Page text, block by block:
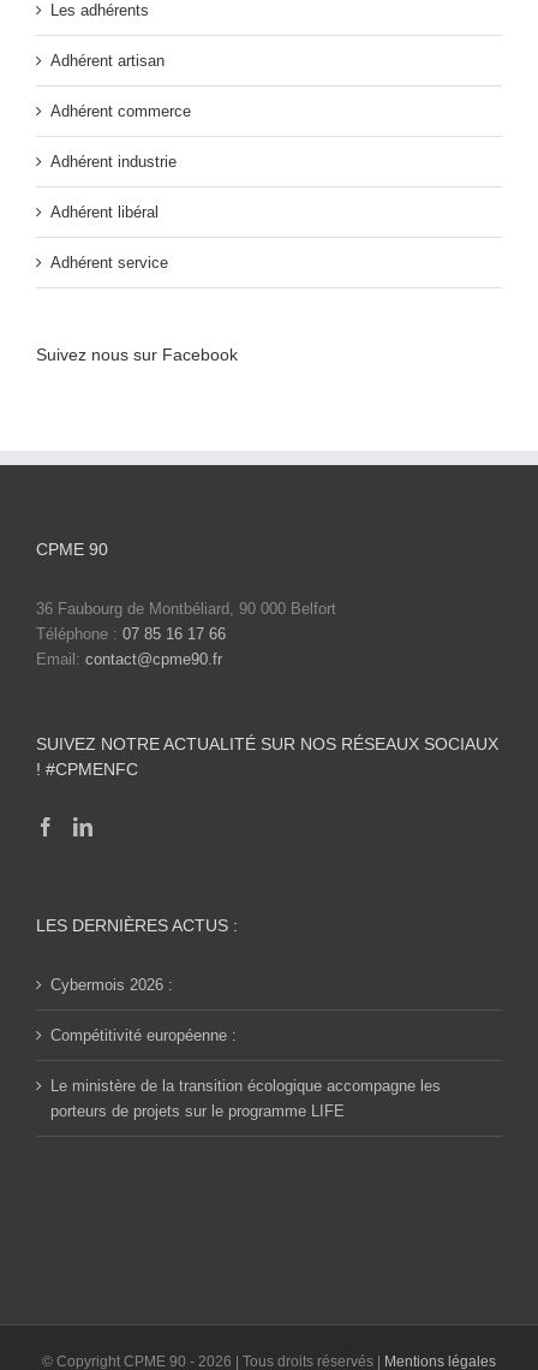
Les adhérents
Adhérent artisan
Adhérent commerce
Adhérent industrie
Adhérent libéral
Adhérent service
Suivez nous sur Facebook
CPME 90
36 Faubourg de Montbéliard, 90 000 Belfort
Téléphone : 07 85 16 17 66
Email: contact@cpme90.fr
SUIVEZ NOTRE ACTUALITÉ SUR NOS RÉSEAUX SOCIAUX
! #CPMENFC
LES DERNIÈRES ACTUS :
Cybermois 2026 :
Compétitivité européenne :
Le ministère de la transition écologique accompagne les
porteurs de projets sur le programme LIFE
© Copyright CPME 90 - 2026 | Tous droits réservés | Mentions légales